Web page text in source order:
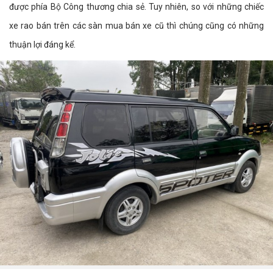
được phía Bộ Công thương chia sẻ. Tuy nhiên, so với những chiếc
xe rao bán trên các sàn mua bán xe cũ thì chúng cũng có những
thuận lợi đáng kể.